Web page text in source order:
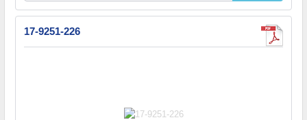
17-9251-226